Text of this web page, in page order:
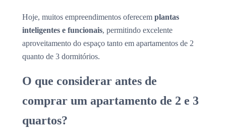
Hoje, muitos empreendimentos oferecem plantas
inteligentes e funcionais, permitindo excelente
aproveitamento do espaço tanto em apartamentos de 2
quanto de 3 dormitórios.
O que considerar antes de
comprar um apartamento de 2 e 3
quartos?